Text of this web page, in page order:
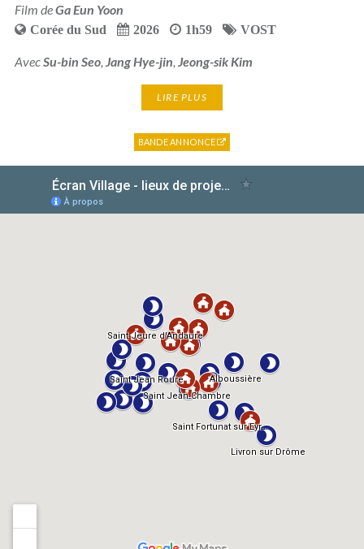
Film deGa Eun Yoon
Corée du Sud 2026 1h59 VOST
Avec Su-bin Seo, Jang Hye-jin Jeong-sik Kim
LIRE PLUS
BANDE ANNONCE